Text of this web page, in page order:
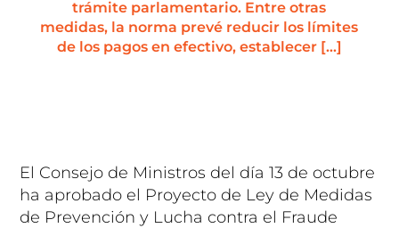
trámite parlamentario. Entre otras
medidas, la norma prevé reducir los límites
de los pagos en efectivo, establecer […]
El Consejo de Ministros del día 13 de octubre
ha aprobado el Proyecto de Ley de Medidas
de Prevención y Lucha contra el Fraude